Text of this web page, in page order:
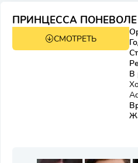
ПРИНЦЕССА ПОНЕВОЛЕ
6.235 6.9
СМОТРЕТЬ
В